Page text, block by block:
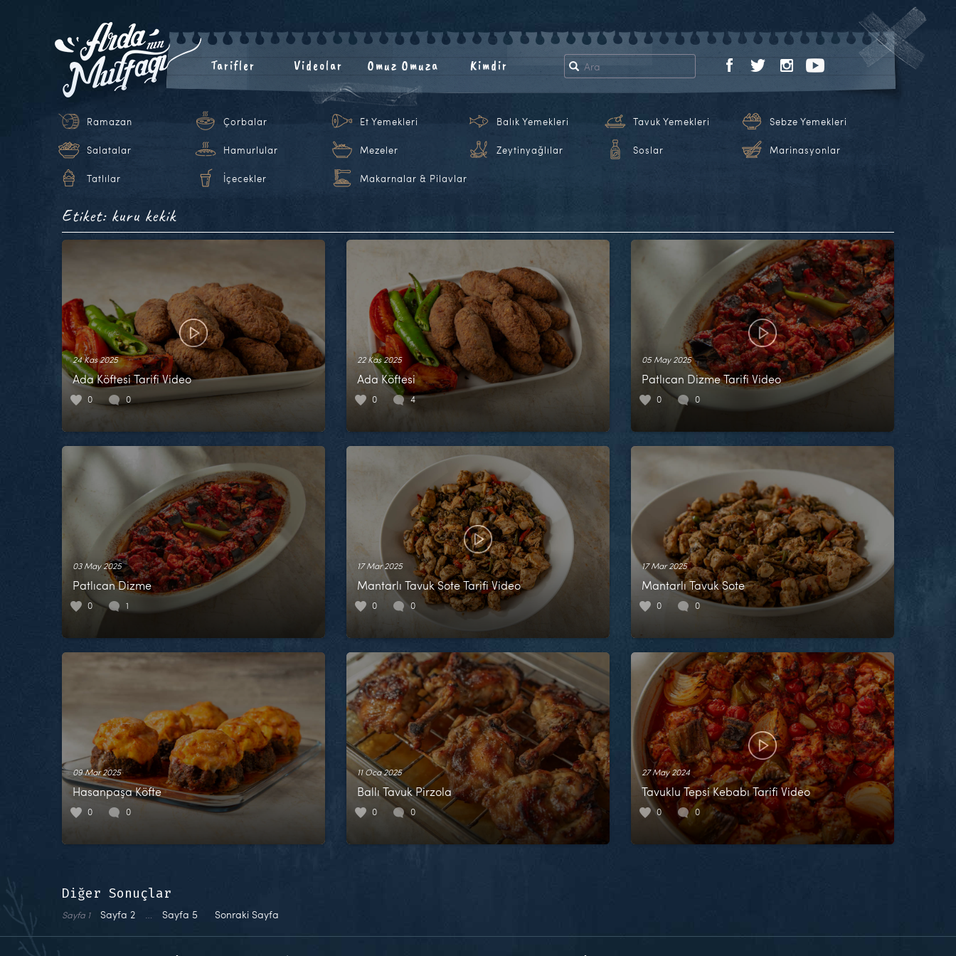
Tarifler Videolar Omuz Omuza Kimdir
Ramazan Çorbalar Et Yemekleri Balık Yemekleri Tavuk Yemekleri Sebze Yemekleri
Salatalar Hamurlular Mezeler Zeytinyağlılar Soslar Marinasyonlar
Tatlılar İçecekler Makarnalar & Pilavlar
Etiket: kuru kekik
24 Kas 2025
Ada Köftesi Tarifi Video
0 0
22 Kas 2025
Ada Köftesi
0 4
05 May 2025
Patlıcan Dizme Tarifi Video
0 0
03 May 2025
Patlıcan Dizme
0 1
17 Mar 2025
Mantarlı Tavuk Sote Tarifi Video
0 0
17 Mar 2025
Mantarlı Tavuk Sote
0 0
09 Mar 2025
Hasanpaşa Köfte
0 0
11 Oca 2025
Ballı Tavuk Pirzola
0 0
27 May 2024
Tavuklu Tepsi Kebabı Tarifi Video
0 0
Diğer Sonuçlar
Sayfa 1 Sayfa 2 … Sayfa 5 Sonraki Sayfa